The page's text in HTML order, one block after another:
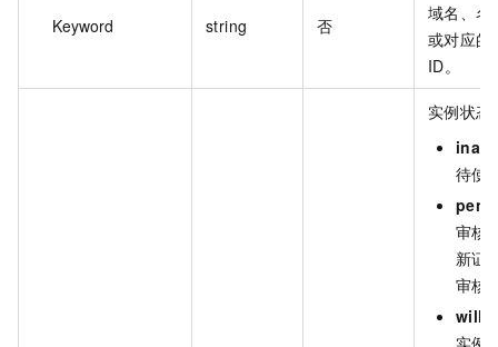
Keyword string 否
域名、名
或对应的
ID。
实例状态
待使
审核
新证
审核